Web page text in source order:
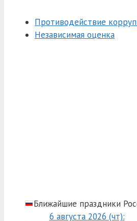
Противодействие
Независимая оценка
Ближайшие праздники
6 августа 2026 (чт):